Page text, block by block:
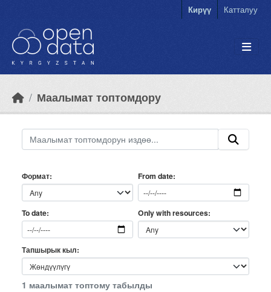
Кирүү Катталуу
Маалымат топтомдору
Формат From date
To date Only with resources
Тапшырык кыл
1 маалымат топтому табылды